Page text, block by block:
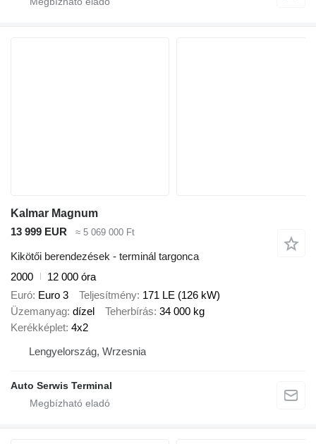
Kalmar Magnum
13 999 EUR
≈ 5 069 000 Ft
Kikötői berendezések - terminál targonca
2000
12 000 óra
Euró Euro 3 Teljesítmény 171 LE (126 kW)
Üzemanyag dízel Teherbírás 34 000 kg
Kerékképlet 4x2
Lengyelország, Wrzesnia
Auto Serwis Terminal